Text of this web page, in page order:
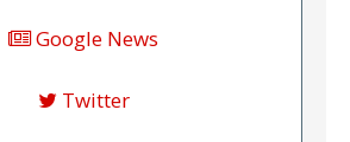
Google News
Twitter